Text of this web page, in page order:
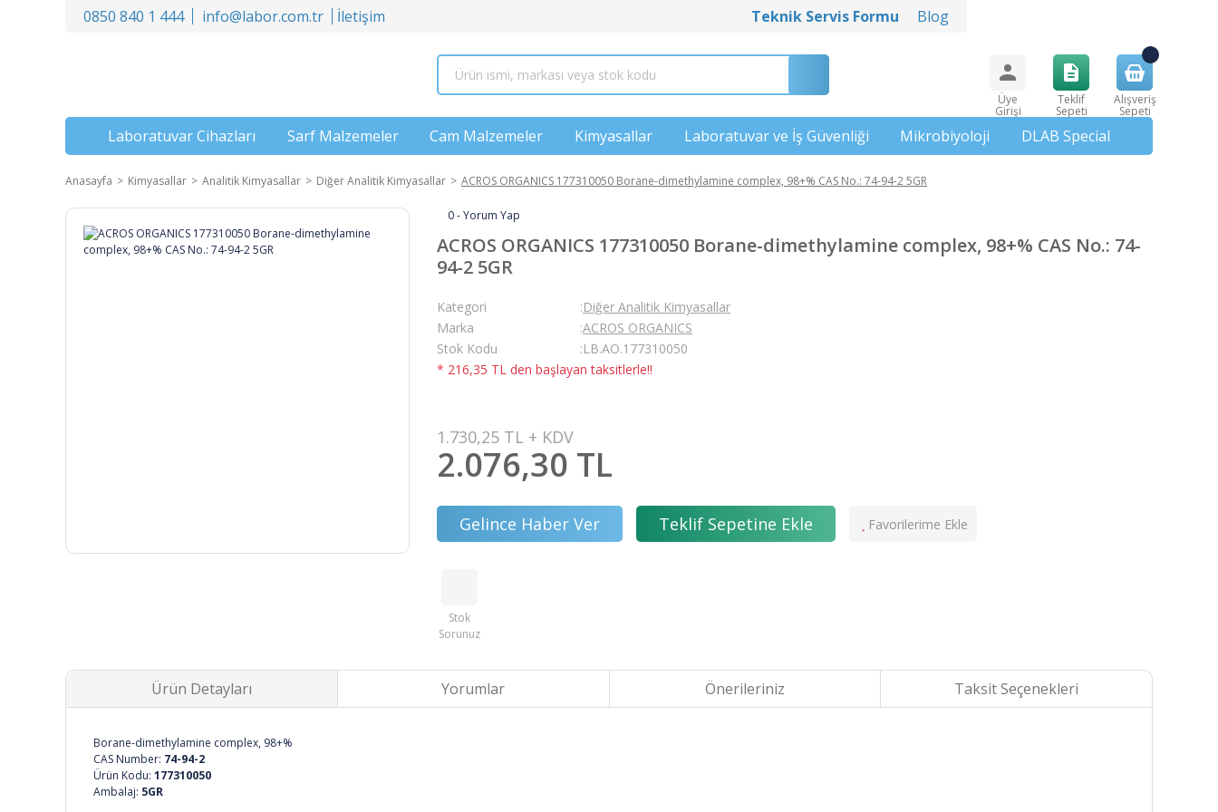
0850 840 1 444 info@labor.com.tr İletişim Teknik Servis Formu Blog
Üye
Girişi
Teklif
Sepeti
Alışveriş
Sepeti
Laboratuvar Cihazları Sarf Malzemeler Cam Malzemeler Kimyasallar Laboratuvar ve İş Güvenliği Mikrobiyoloji DLAB Special
Anasayfa Kimyasallar Analitik Kimyasallar Diğer Analitik Kimyasallar ACROS ORGANICS 177310050 Borane-dimethylamine complex, 98+% CAS No.: 74-94-2 5GR
0 - Yorum Yap
ACROS ORGANICS 177310050 Borane-dimethylamine complex, 98+% CAS No.: 74-
94-2 5GR
Kategori
Diğer Analitik Kimyasallar
Marka
ACROS ORGANICS
Stok Kodu
LB.AO.177310050
* 216,35 TL den başlayan taksitlerle!!
1.730,25 TL + KDV
2.076,30 TL
Gelince Haber Ver Teklif Sepetine Ekle
Stok
Sorunuz
Ürün Detayları Yorumlar Önerileriniz Taksit Seçenekleri
Borane-dimethylamine complex, 98+%
CAS Number: 74-94-2
Ürün Kodu: 177310050
Ambalaj: 5GR